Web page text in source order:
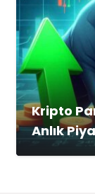
Kripto
Anlık